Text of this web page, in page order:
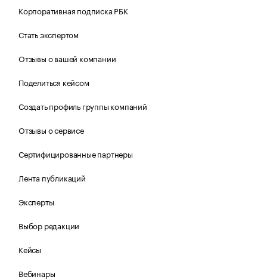
Корпоративная подписка РБК
Стать экспертом
Отзывы о вашей компании
Поделиться кейсом
Создать профиль группы компаний
Отзывы о сервисе
Сертифицированные партнеры
Лента публикаций
Эксперты
Выбор редакции
Кейсы
Вебинары